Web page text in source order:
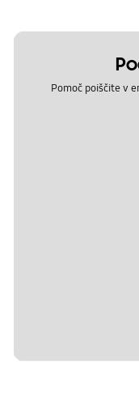
Pomoč poiščite v